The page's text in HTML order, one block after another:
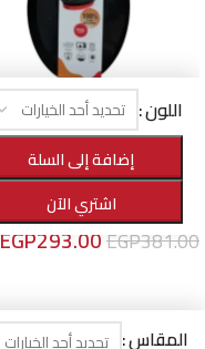
المقاس
صينية تقديم ميلامين بيضاوي
الأهرام هوم,منتجات التقديم
EGP381.00
EGP293.00
اللون
إضافة إلى السلة
اشتري الآن
- TAX ID: 202-471-462